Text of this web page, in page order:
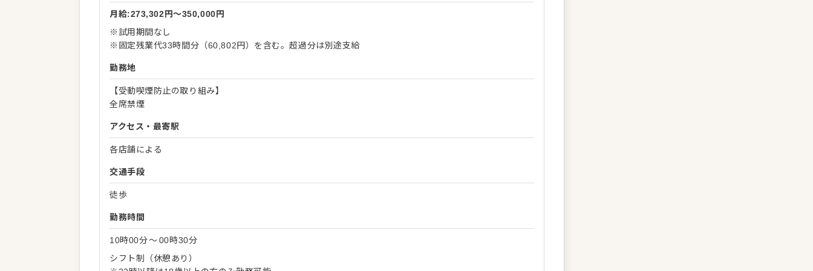
月給:273,302円〜350,000円
※試用期間なし
※固定残業代33時間分（60,802円）を含む。超過分は別途支給
勤務地
【受動喫煙防止の取り組み】
全席禁煙
アクセス・最寄駅
各店舗による
交通手段
徒歩
勤務時間
10時00分〜00時30分
シフト制（休憩あり）